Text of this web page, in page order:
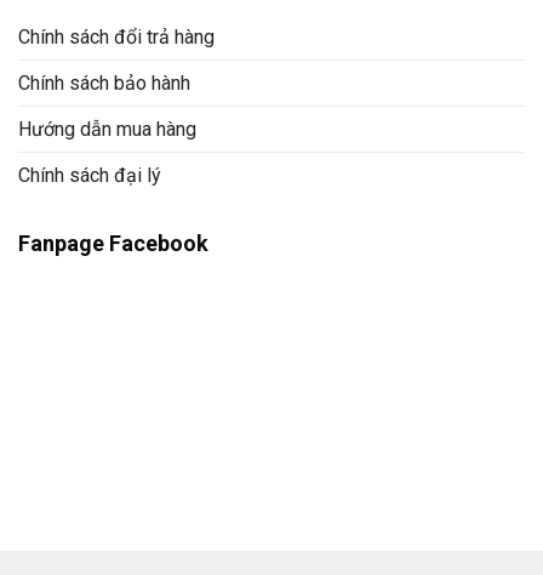
Chính sách đổi trả hàng
Chính sách bảo hành
Hướng dẫn mua hàng
Chính sách đại lý
Fanpage Facebook